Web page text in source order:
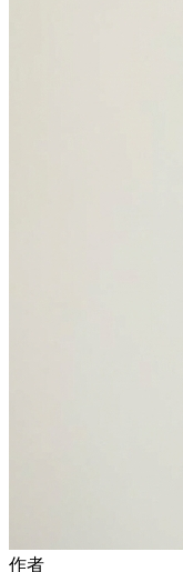
作者